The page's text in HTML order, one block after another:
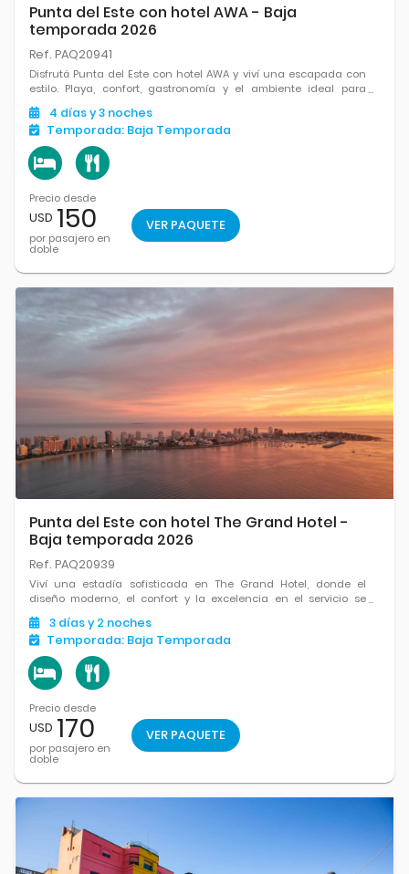
Punta del Este con hotel AWA - Baja
temporada 2026
Ref. PAQ20941
Disfrutá Punta del Este con hotel AWA y viví una escapada con
estilo. Playa, confort, gastronomía y el ambiente ideal para
relajarte y disfrutar uno de los destinos más icónicos de
Uruguay.
4 díasy 3 noches
Temporada: Baja Temporada
Precio desde
USD 150
por pasajero en
doble
VER PAQUETE
Punta del Este con hotel The Grand Hotel -
Baja temporada 2026
Ref. PAQ20939
Viví una estadía sofisticada en The Grand Hotel, donde el
diseño moderno, el confort y la excelencia en el servicio se
combinan frente al mar.
3 díasy 2 noches
Temporada: Baja Temporada
Precio desde
USD 170
por pasajero en
doble
VER PAQUETE